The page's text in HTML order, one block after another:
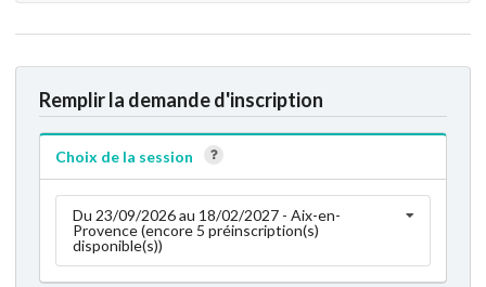
Remplir la demande d'inscription
Choix de la session
Du 23/09/2026 au 18/02/2027 - Aix-en-
Provence (encore 5 préinscription(s)
disponible(s))